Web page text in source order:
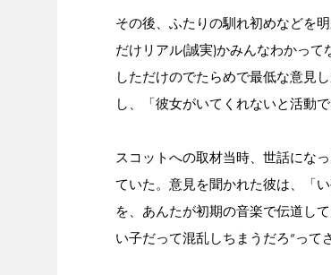
その後、ふたりの馴れ初めなどを
だけリアル(誠実)かみんなわかっ
しただけのでたらめで最低な意見
し、「彼女がいてくれないと活動
スコットへの取材当時、世話にな
ていた。意見を聞かれた彼は、「
を、あんたが初期の音楽で伝道し
い子だって混乱しちまうだろ”って